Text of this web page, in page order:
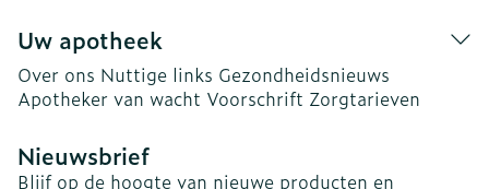
Uw apotheek
Over ons Nuttige links Gezondheidsnieuws
Apotheker van wacht Voorschrift Zorgtarieven
Nieuwsbrief
Blijf op de hoogte van nieuwe producten en